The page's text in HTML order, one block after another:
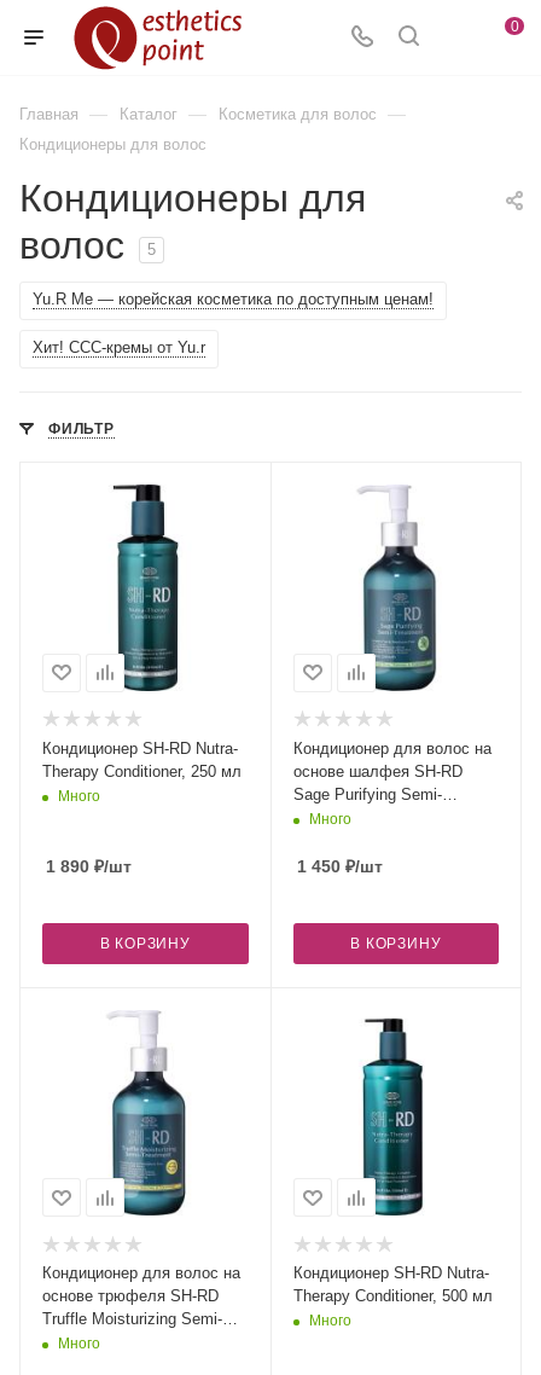
0
Главная — Каталог — Косметика для волос —
Кондиционеры для волос
Кондиционеры для
волос
5
Yu.R Me — корейская косметика по доступным ценам!
Хит! ССС-кремы от Yu.r
ФИЛЬТР
Кондиционер SH-RD Nutra-
Therapy Conditioner, 250 мл
Много
1 890 ₽/шт
В КОРЗИНУ
Кондиционер для волос на
основе шалфея SH-RD
Sage Purifying Semi-
Treatment, 200 мл
Много
1 450₽/шт
В КОРЗИНУ
Кондиционер для волос на
основе трюфеля SH-RD
Truffle Moisturizing Semi-
Treatment, 200 мл
Много
Кондиционер SH-RD Nutra-
Therapy Conditioner, 500 мл
Много